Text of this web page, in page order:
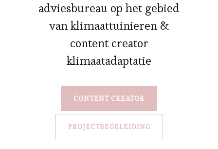
adviesbureau op het gebied
van klimaattuinieren &
content creator
klimaatadaptatie
CONTENT CREATOR
PROJECTBEGELEIDING